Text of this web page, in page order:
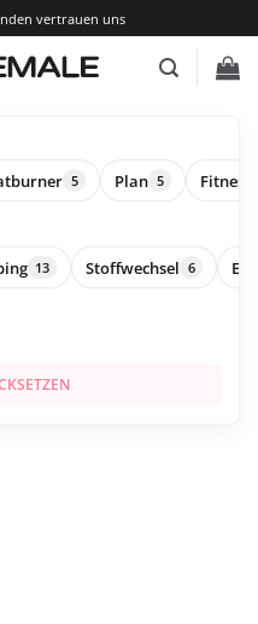
vertrauen uns
5 Plan 5
13 Stoffwechsel 6